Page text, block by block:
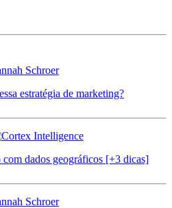
estratégia de marketing?
dados geográficos [+3 dicas]